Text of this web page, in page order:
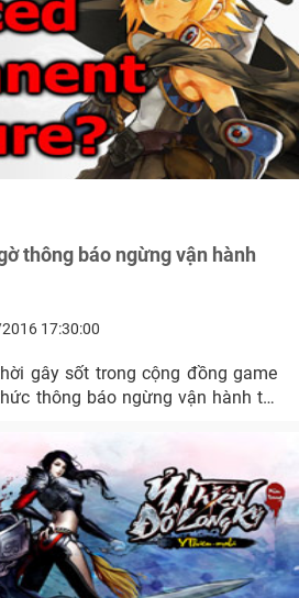
thông báo ngừng vận hành
17:30:00
gây sốt trong cộng đồng game
thông báo ngừng vận hành tại